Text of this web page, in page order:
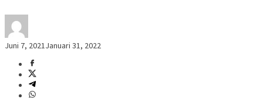
Juni 7, 2021Januari 31, 2022